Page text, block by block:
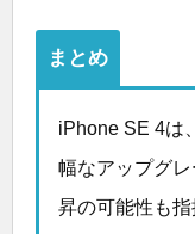
まとめ
iPhone SE 4は
幅なアップグ
昇の可能性も指